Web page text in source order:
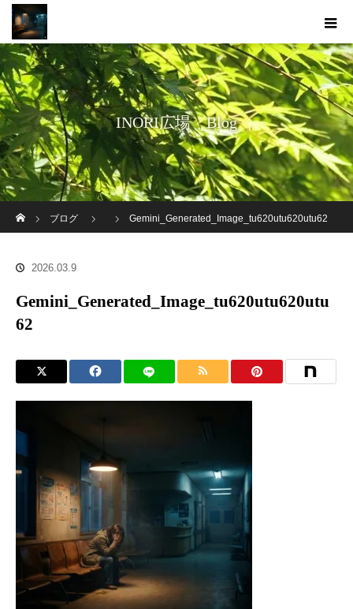
INORI広場 Blog
ブログ
Gemini_Generated_Image_tu620utu620utu62
2026.03.9
Gemini_Generated_Image_tu620utu620utu
62